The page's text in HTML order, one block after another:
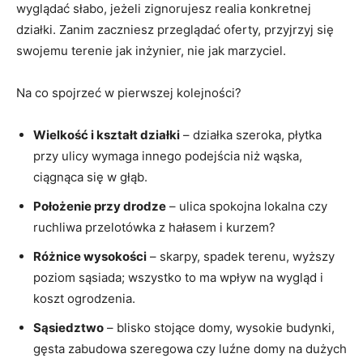
wyglądać słabo, jeżeli zignorujesz realia konkretnej
działki. Zanim zaczniesz przeglądać oferty, przyjrzyj się
swojemu terenie jak inżynier, nie jak marzyciel.
Na co spojrzeć w pierwszej kolejności?
Wielkość i kształt działki – działka szeroka, płytka
przy ulicy wymaga innego podejścia niż wąska,
ciągnąca się w głąb.
Położenie przy drodze – ulica spokojna lokalna czy
ruchliwa przelotówka z hałasem i kurzem?
Różnice wysokości – skarpy, spadek terenu, wyższy
poziom sąsiada; wszystko to ma wpływ na wygląd i
koszt ogrodzenia.
Sąsiedztwo – blisko stojące domy, wysokie budynki,
gęsta zabudowa szeregowa czy luźne domy na dużych